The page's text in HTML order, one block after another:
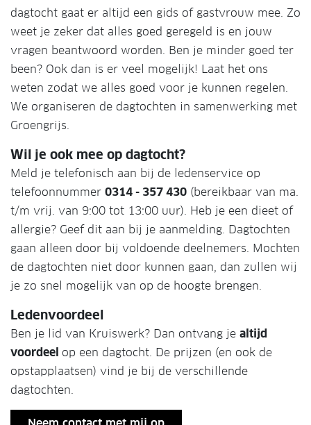
dagtocht gaat er altijd een gids of gastvrouw mee. Zo
weet je zeker dat alles goed geregeld is en jouw
vragen beantwoord worden. Ben je minder goed ter
been? Ook dan is er veel mogelijk! Laat het ons
weten zodat we alles goed voor je kunnen regelen.
We organiseren de dagtochten in samenwerking met
Groengrijs.
Wil je ook mee op dagtocht?
Meld je telefonisch aan bij de ledenservice op
telefoonnummer 0314 - 357 430 (bereikbaar van ma.
t/m vrij. van 9:00 tot 13:00 uur). Heb je een dieet of
allergie? Geef dit aan bij je aanmelding. Dagtochten
gaan alleen door bij voldoende deelnemers. Mochten
de dagtochten niet door kunnen gaan, dan zullen wij
je zo snel mogelijk van op de hoogte brengen.
Ledenvoordeel
Ben je lid van Kruiswerk? Dan ontvang je altijd
voordeel op een dagtocht. De prijzen (en ook de
opstapplaatsen) vind je bij de verschillende
dagtochten.